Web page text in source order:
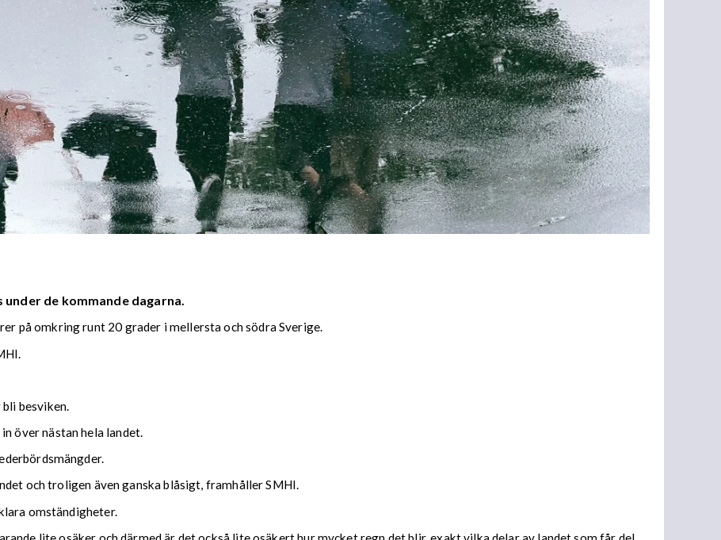
de kommande dagarna.
på omkring runt 20 grader i mellersta och södra Sverige.
besviken.
över nästan hela landet.
och troligen även ganska blåsigt, framhåller SMHI.
omständigheter.